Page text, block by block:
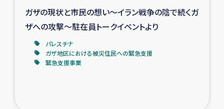
ガザ空爆被災者への食料支援と農家生産支援
ガザ地区における羊の畜産支援
ガザの現状と市民の想い～イラン戦争の陰で続くガ
ザへの攻撃～駐在員トークイベントより
パレスチナ
ガザ地区における被災住民への緊急支援
緊急支援事業